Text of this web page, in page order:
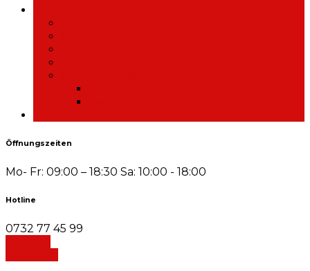
Öffnungszeiten
Mo- Fr: 09:00 – 18:30 Sa: 10:00 - 18:00
Hotline
0732 77 45 99